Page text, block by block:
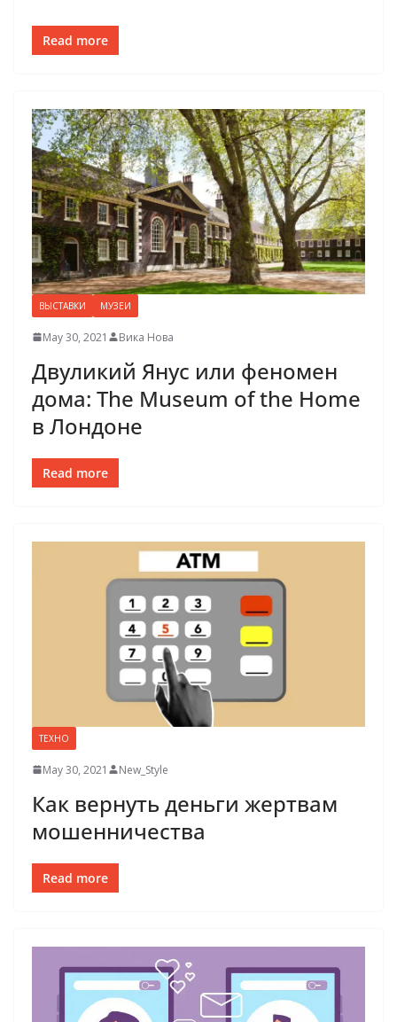
Read more
ВЫСТАВКИ МУЗЕИ
May 30, 2021 Вика Нова
Двуликий Янус или феномен
дома: The Museum of the Home
в Лондоне
Read more
ТЕХНО
May 30, 2021 New_Style
Как вернуть деньги жертвам
мошенничества
Read more